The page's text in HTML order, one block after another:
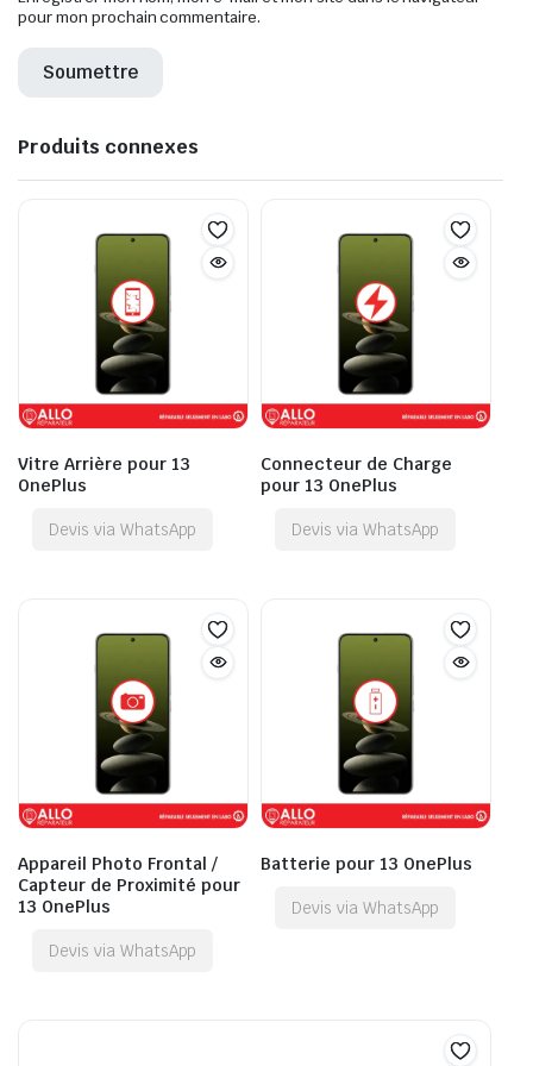
pour mon prochain commentaire.
Produits connexes
Vitre Arrière pour 13
OnePlus
Devis via WhatsApp
Connecteur de Charge
pour 13 OnePlus
Devis via WhatsApp
Appareil Photo Frontal /
Capteur de Proximité pour
13 OnePlus
Devis via WhatsApp
Batterie pour 13 OnePlus
Devis via WhatsApp